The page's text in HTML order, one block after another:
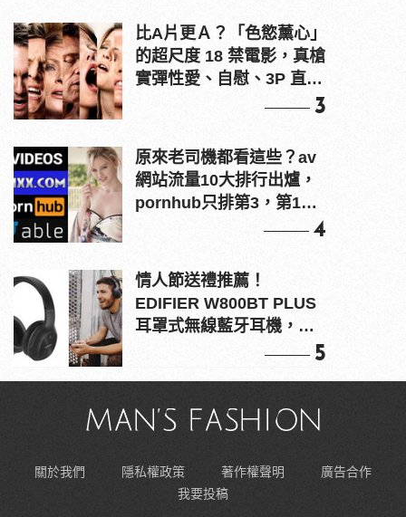
比A片更Ａ？「色慾薰心」
的超尺度 18 禁電影，真槍
實彈性愛、自慰、3P 直接
3
原來老司機都看這些？av
網站流量10大排行出爐，
pornhub只排第3，第1名
4
情人節送禮推薦！
EDIFIER W800BT PLUS
耳罩式無線藍牙耳機，在
5
關於我們 隱私權政策 著作權聲明
廣告合作
我要投稿